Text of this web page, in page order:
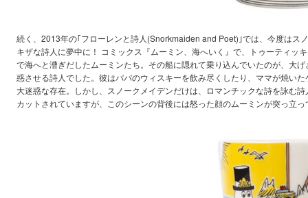
続く、2013年の｢フローレンと詩人(Snorkmaiden and Poet)｣では、今度はス
キザな詩人に夢中に！ コミックス『ムーミン、海へいく』で、トゥーティッ
で海へと漕ぎだしたムーミンたち。その船に隠れて乗り込んでいたのが、大
惑させる詩人でした。彼はパパのウィスキーを飲み尽くしたり、ママが焼い
大迷惑な存在。しかし、スノークメイデンだけは、ロマンチックな詩を詠む
カットされていますが、このシーンの背後には怒った顔のムーミンが突っ立